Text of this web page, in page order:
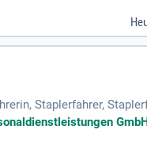
Staplerfahrer,